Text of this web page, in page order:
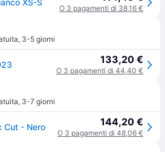
XS-S
O 3 pagamenti di 38,16 €
, 3-5 giorni
133,20 €
O 3 pagamenti di 44,40 €
, 3-7 giorni
Cut - Nero 144,20 €
O 3 pagamenti di 48,06 €